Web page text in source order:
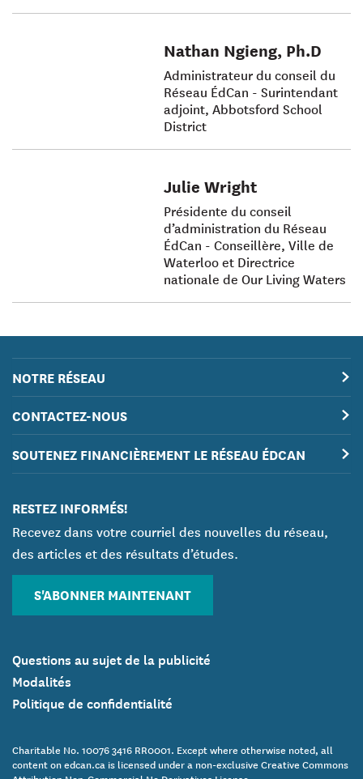
Nathan Ngieng, Ph.D
Administrateur du conseil du
Réseau ÉdCan - Surintendant
adjoint, Abbotsford School
District
Julie Wright
Présidente du conseil
d’administration du Réseau
ÉdCan - Conseillère, Ville de
Waterloo et Directrice
nationale de Our Living Waters
NOTRE RÉSEAU
CONTACTEZ-NOUS
SOUTENEZ FINANCIÈREMENT LE RÉSEAU ÉDCAN
RESTEZ INFORMÉS!
Recevez dans votre courriel des nouvelles du réseau,
des articles et des résultats d’études.
S'ABONNER MAINTENANT
Questions au sujet de la publicité
Modalités
Politique de confidentialité
Charitable No. 10076 3416 RR0001. Except where otherwise noted, all
content on edcan.ca is licensed under a non-exclusive Creative Commons